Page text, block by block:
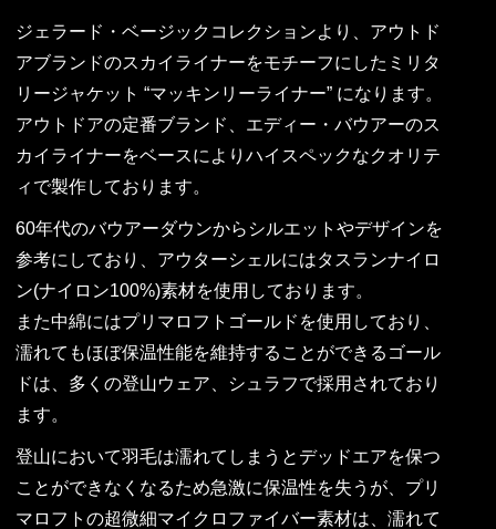
ジェラード・ベージックコレクションより、アウトド
アブランドのスカイライナーをモチーフにしたミリタ
リージャケット “マッキンリーライナー” になります。
アウトドアの定番ブランド、エディー・バウアーのス
カイライナーをベースによりハイスペックなクオリテ
ィで製作しております。
60年代のバウアーダウンからシルエットやデザインを
参考にしており、アウターシェルにはタスランナイロ
ン(ナイロン100%)素材を使用しております。
また中綿にはプリマロフトゴールドを使用しており、
濡れてもほぼ保温性能を維持することができるゴール
ドは、多くの登山ウェア、シュラフで採用されており
ます。
登山において羽毛は濡れてしまうとデッドエアを保つ
ことができなくなるため急激に保温性を失うが、プリ
マロフトの超微細マイクロファイバー素材は、濡れて